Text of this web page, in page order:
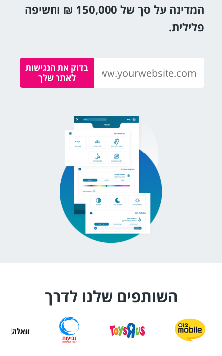
המדינה על סך של 150,000 ₪ וחשיפה
פלילית.
בדוק את הנגישות
לאתר שלך
השותפים שלנו לדרך